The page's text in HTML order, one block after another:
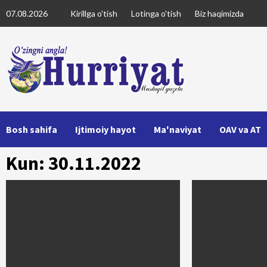
to
07.08.2026 Kirillga o'tish Lotinga o'tish Biz haqimizda
Bosh sahifa Ijtimoiy hayot Ma'naviyat OAV va AT
Kun: 30.11.2022